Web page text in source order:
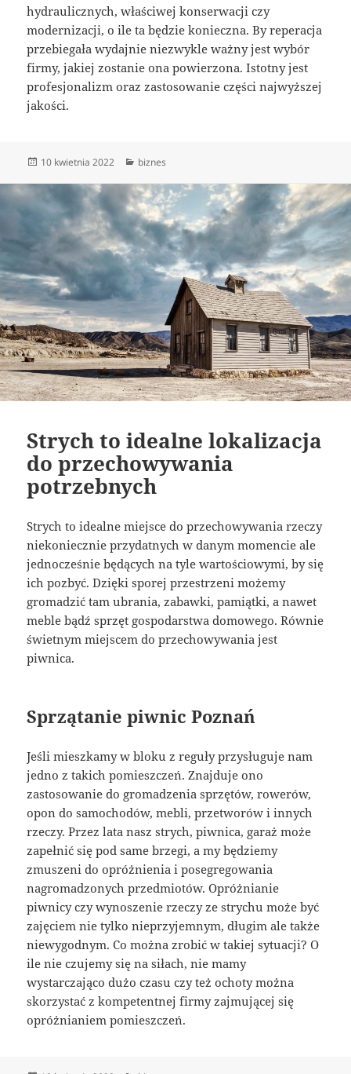
hydraulicznych, właściwej konserwacji czy
modernizacji, o ile ta będzie konieczna. By reperacja
przebiegała wydajnie niezwykle ważny jest wybór
firmy, jakiej zostanie ona powierzona. Istotny jest
profesjonalizm oraz zastosowanie części najwyższej
jakości.
Data
10 kwietnia 2022 Kategorie
biznes
Strych to idealne lokalizacja
do przechowywania
potrzebnych
Strych to idealne miejsce do przechowywania rzeczy
niekoniecznie przydatnych w danym momencie ale
jednocześnie będących na tyle wartościowymi, by się
ich pozbyć. Dzięki sporej przestrzeni możemy
gromadzić tam ubrania, zabawki, pamiątki, a nawet
meble bądź sprzęt gospodarstwa domowego. Równie
świetnym miejscem do przechowywania jest
piwnica.
Sprzątanie piwnic Poznań
Jeśli mieszkamy w bloku z reguły przysługuje nam
jedno z takich pomieszczeń. Znajduje ono
zastosowanie do gromadzenia sprzętów, rowerów,
opon do samochodów, mebli, przetworów i innych
rzeczy. Przez lata nasz strych, piwnica, garaż może
zapełnić się pod same brzegi, a my będziemy
zmuszeni do opróżnienia i posegregowania
nagromadzonych przedmiotów. Opróżnianie
piwnicy czy wynoszenie rzeczy ze strychu może być
zajęciem nie tylko nieprzyjemnym, długim ale także
niewygodnym. Co można zrobić w takiej sytuacji? O
ile nie czujemy się na siłach, nie mamy
wystarczająco dużo czasu czy też ochoty można
skorzystać z kompetentnej firmy zajmującej się
opróżnianiem pomieszczeń.